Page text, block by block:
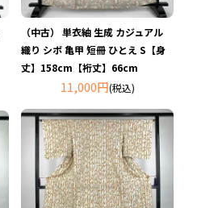
（中古） 単衣紬 生成 カジュアル
織り シボ 亀甲 短冊 ひとえ S【身
丈】158cm【裄丈】66cm
11,000円(税込)